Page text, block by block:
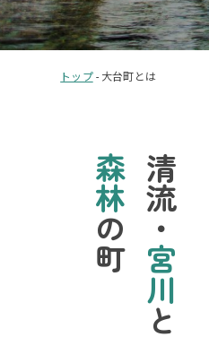
トップ- 大台町とは
清流・
宮川
と
森林
の町